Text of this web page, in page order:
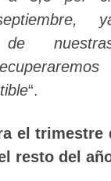
de
“.
el trimestre
resto del